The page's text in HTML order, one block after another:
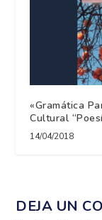
«Gramática
Cultural
14/04/2018
DEJA UN